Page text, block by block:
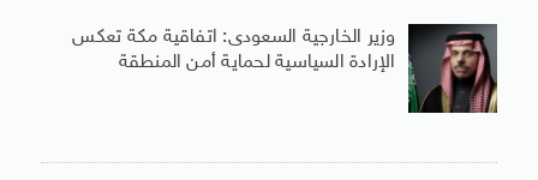
وزير الخارجية السعودى: اتفاقية مكة تعكس
الإرادة السياسية لحماية أمن المنطقة